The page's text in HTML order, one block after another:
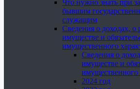
Что нужно знать при
бывшим
служащим
Сведения о доходах, о
имуществе и
имущественного
Сведения о
имуществе и
имущественного
2024 год